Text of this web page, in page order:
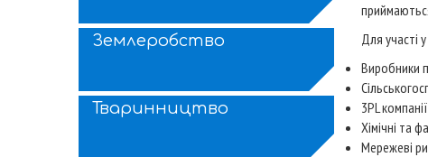
Землеробство
Тваринництво
Для участі
Виробники
3PL
Хімічні та
Мережеві